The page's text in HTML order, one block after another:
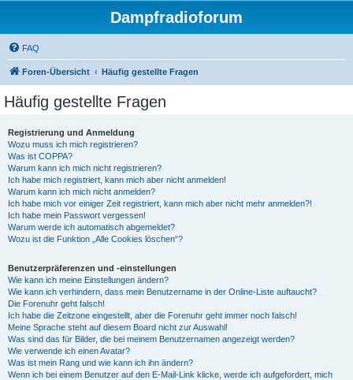
Dampfradioforum
FAQ
Foren-Übersicht Häufig gestellte Fragen
Häufig gestellte Fragen
Registrierung und Anmeldung
Wozu muss ich mich registrieren?
Was ist COPPA?
Warum kann ich mich nicht registrieren?
Ich habe mich registriert, kann mich aber nicht anmelden!
Warum kann ich mich nicht anmelden?
Ich habe mich vor einiger Zeit registriert, kann mich aber nicht mehr anmelden?!
Ich habe mein Passwort vergessen!
Warum werde ich automatisch abgemeldet?
Wozu ist die Funktion „Alle Cookies löschen“?
Benutzerpräferenzen und -einstellungen
Wie kann ich meine Einstellungen ändern?
Wie kann ich verhindern, dass mein Benutzername in der Online-Liste auftaucht?
Die Forenuhr geht falsch!
Ich habe die Zeitzone eingestellt, aber die Forenuhr geht immer noch falsch!
Meine Sprache steht auf diesem Board nicht zur Auswahl!
Was sind das für Bilder, die bei meinem Benutzernamen angezeigt werden?
Wie verwende ich einen Avatar?
Was ist mein Rang und wie kann ich ihn ändern?
Wenn ich bei einem Benutzer auf den E-Mail-Link klicke, werde ich aufgefordert, mich